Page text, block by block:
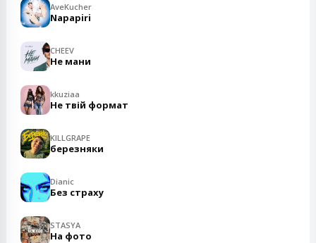
AveKucher
Napapiri
CHEEV
Не мани
kkuziaa
Не твій формат
KILLGRAPE
березняки
Dianic
Без страху
STASYA
На фото